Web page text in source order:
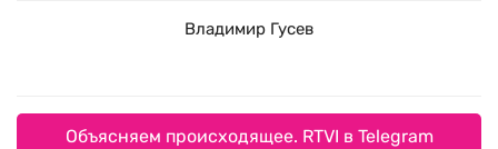
Владимир Гусев
Объясняем происходящее. RTVI в Telegram